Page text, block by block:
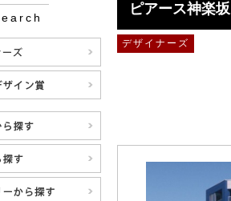
ピアース神楽坂
デザイナーズ